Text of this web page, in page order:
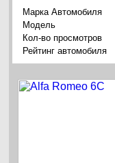
Марка Автомобиля
Модель
Кол-во просмотров
Рейтинг автомобиля